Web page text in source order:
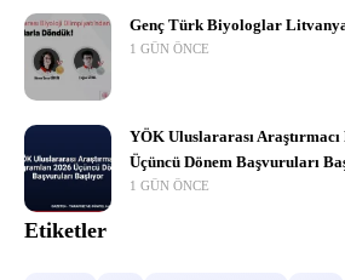
Genç Türk Biyologlar
1 GÜN ÖNCE
YÖK Uluslararası
Üçüncü Dönem Başvuruları
1 GÜN ÖNCE
Etiketler